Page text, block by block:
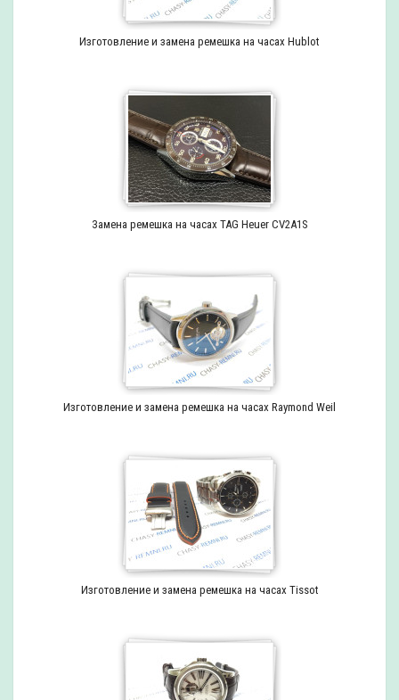
Изготовление и замена ремешка на часах Hublot
Замена ремешка на часах TAG Heuer CV2A1S
Изготовление и замена ремешка на часах Raymond Weil
Изготовление и замена ремешка на часах Tissot